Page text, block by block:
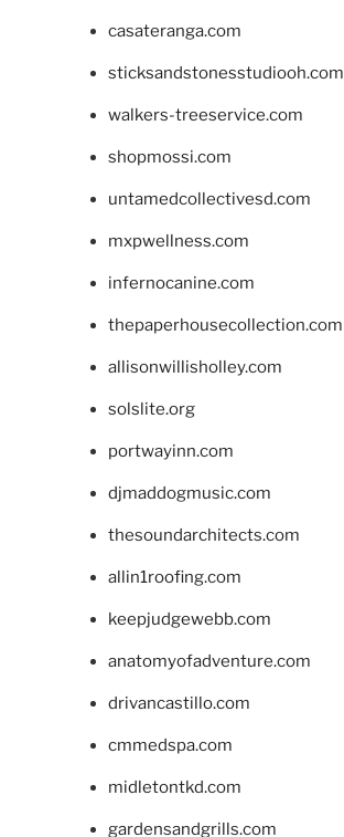
casateranga.com
sticksandstonesstudiooh.com
walkers-treeservice.com
shopmossi.com
untamedcollectivesd.com
mxpwellness.com
infernocanine.com
thepaperhousecollection.com
allisonwillisholley.com
solslite.org
portwayinn.com
djmaddogmusic.com
thesoundarchitects.com
allin1roofing.com
keepjudgewebb.com
anatomyofadventure.com
drivancastillo.com
cmmedspa.com
midletontkd.com
gardensandgrills.com